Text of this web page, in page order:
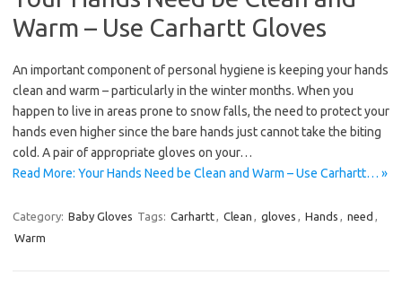
Warm – Use Carhartt Gloves
An important component of personal hygiene is keeping your hands
clean and warm – particularly in the winter months. When you
happen to live in areas prone to snow falls, the need to protect your
hands even higher since the bare hands just cannot take the biting
cold. A pair of appropriate gloves on your…
Read More: Your Hands Need be Clean and Warm – Use Carhartt… »
Category: Baby Gloves Tags: Carhartt, Clean , gloves , Hands , need ,
Warm